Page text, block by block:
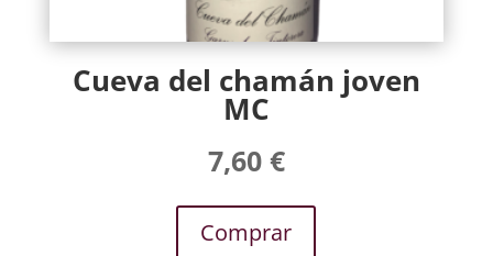
Cueva del chamán joven
MC
7,60 €
Comprar